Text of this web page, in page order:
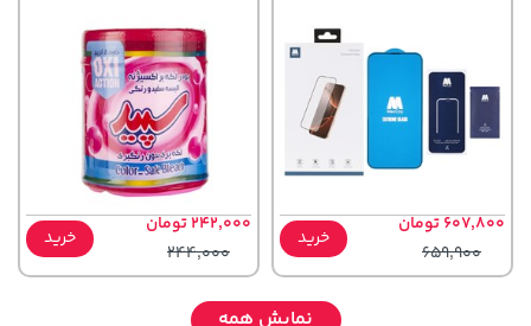
607,800 تومان
659,900
خرید
242,000 تومان
244,000
خرید
نمایش همه